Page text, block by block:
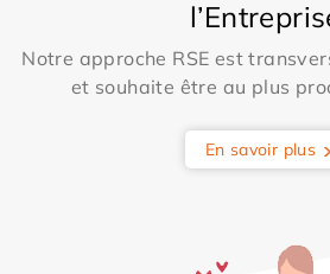
Notre approche RSE est
et souhaite être au plus
En savoir plus